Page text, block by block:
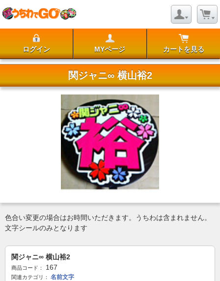
ログイン MYページ カートを見る
関ジャニ∞ 横山裕2
色合い変更の場合はお時間いただきます。うちわは含まれません。
文字シールのみとなります
関ジャニ∞ 横山裕2
商品コード： 167
関連カテゴリ：
名前文字